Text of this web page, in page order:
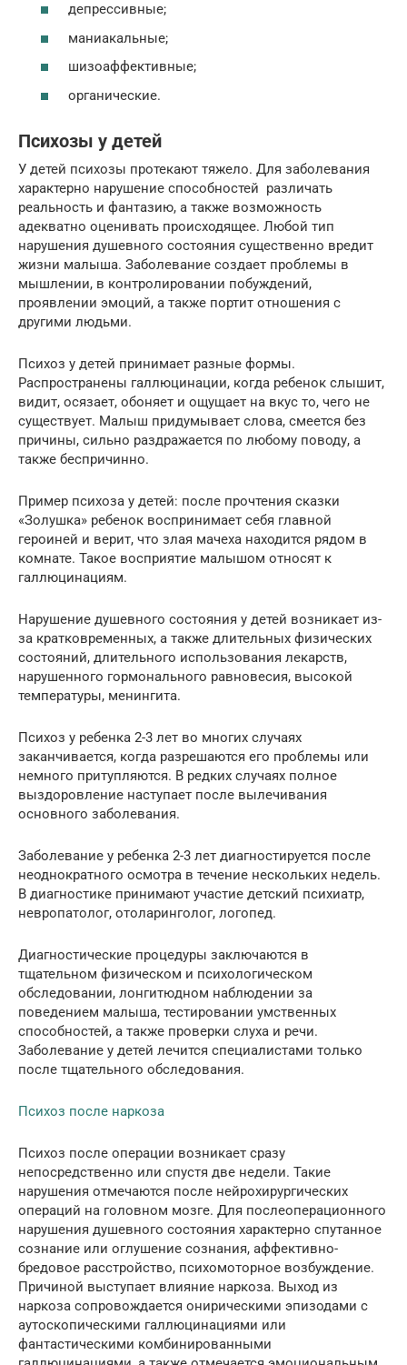
депрессивные;
маниакальные;
шизоаффективные;
органические.
Психозы у детей
У детей психозы протекают тяжело. Для заболевания
характерно нарушение способностей различать
реальность и фантазию, а также возможность
адекватно оценивать происходящее. Любой тип
нарушения душевного состояния существенно вредит
жизни малыша. Заболевание создает проблемы в
мышлении, в контролировании побуждений,
проявлении эмоций, а также портит отношения с
другими людьми.
Психоз у детей принимает разные формы.
Распространены галлюцинации, когда ребенок слышит,
видит, осязает, обоняет и ощущает на вкус то, чего не
существует. Малыш придумывает слова, смеется без
причины, сильно раздражается по любому поводу, а
также беспричинно.
Пример психоза у детей: после прочтения сказки
«Золушка» ребенок воспринимает себя главной
героиней и верит, что злая мачеха находится рядом в
комнате. Такое восприятие малышом относят к
галлюцинациям.
Нарушение душевного состояния у детей возникает из-
за кратковременных, а также длительных физических
состояний, длительного использования лекарств,
нарушенного гормонального равновесия, высокой
температуры, менингита.
Психоз у ребенка 2-3 лет во многих случаях
заканчивается, когда разрешаются его проблемы или
немного притупляются. В редких случаях полное
выздоровление наступает после вылечивания
основного заболевания.
Заболевание у ребенка 2-3 лет диагностируется после
неоднократного осмотра в течение нескольких недель.
В диагностике принимают участие детский психиатр,
невропатолог, отоларинголог, логопед.
Диагностические процедуры заключаются в
тщательном физическом и психологическом
обследовании, лонгитюдном наблюдении за
поведением малыша, тестировании умственных
способностей, а также проверки слуха и речи.
Заболевание у детей лечится специалистами только
после тщательного обследования.
Психоз после наркоза
Психоз после операции возникает сразу
непосредственно или спустя две недели. Такие
нарушения отмечаются после нейрохирургических
операций на головном мозге. Для послеоперационного
нарушения душевного состояния характерно спутанное
сознание или оглушение сознания, аффективно-
бредовое расстройство, психомоторное возбуждение.
Причиной выступает влияние наркоза. Выход из
наркоза сопровождается онирическими эпизодами с
аутоскопическими галлюцинациями или
фантастическими комбинированными